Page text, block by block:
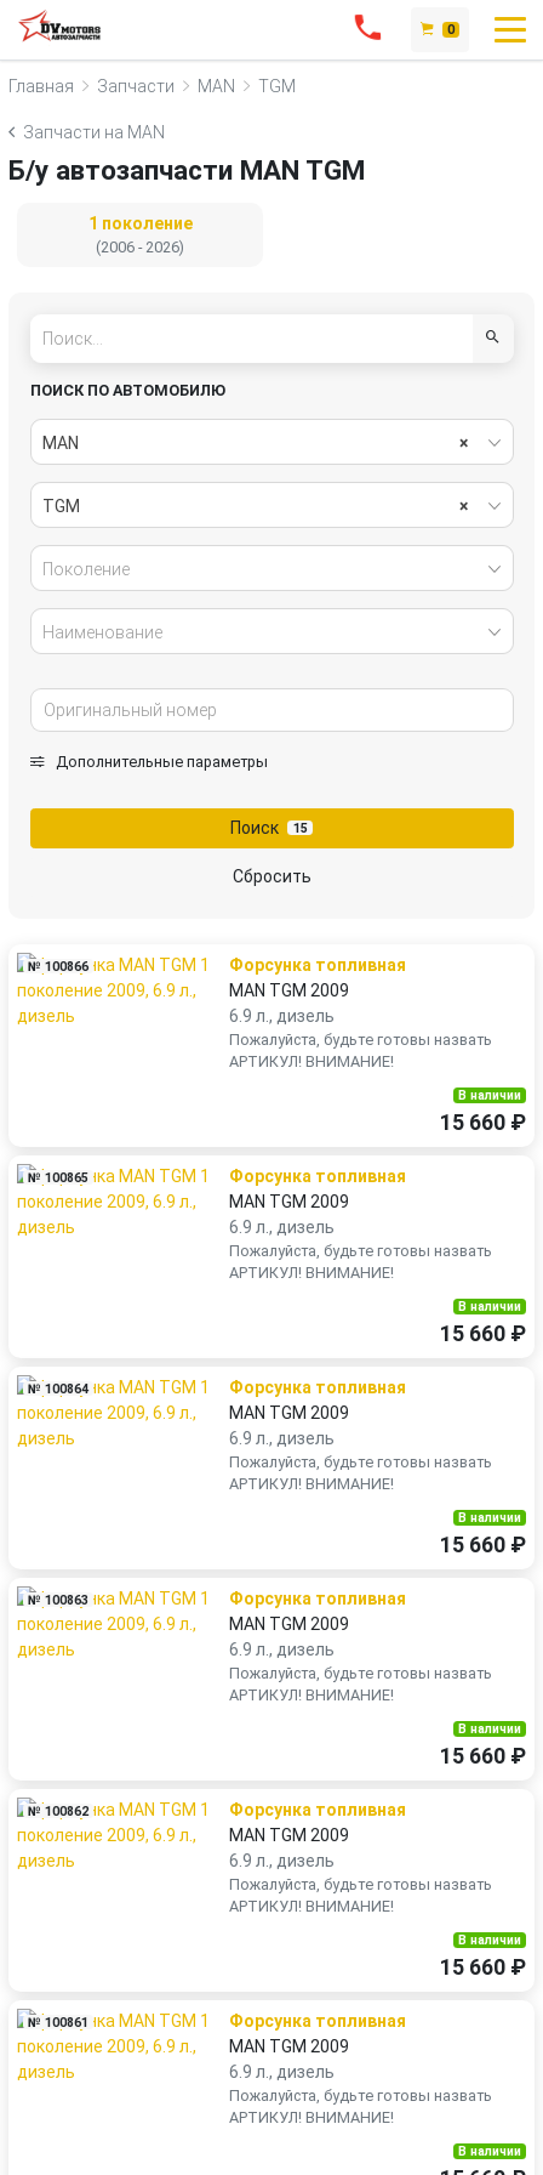
0
Главная Запчасти MAN TGM
Запчасти на MAN
Б/у автозапчасти MAN TGM
1 поколение
(2006 - 2026)
ПОИСК ПО АВТОМОБИЛЮ
×
MAN
×
TGM
Поколение
Наименование
Дополнительные параметры
Поиск 15
Сбросить
№ 100866
Форсунка топливная
MAN TGM 2009
6.9 л., дизель
Пожалуйста, будьте готовы назвать
АРТИКУЛ! ВНИМАНИЕ!
В наличии
15 660 ₽
№ 100865
Форсунка топливная
MAN TGM 2009
6.9 л., дизель
Пожалуйста, будьте готовы назвать
АРТИКУЛ! ВНИМАНИЕ!
В наличии
15 660 ₽
№ 100864
Форсунка топливная
MAN TGM 2009
6.9 л., дизель
Пожалуйста, будьте готовы назвать
АРТИКУЛ! ВНИМАНИЕ!
В наличии
15 660 ₽
№ 100863
Форсунка топливная
MAN TGM 2009
6.9 л., дизель
Пожалуйста, будьте готовы назвать
АРТИКУЛ! ВНИМАНИЕ!
В наличии
15 660 ₽
№ 100862
Форсунка топливная
MAN TGM 2009
6.9 л., дизель
Пожалуйста, будьте готовы назвать
АРТИКУЛ! ВНИМАНИЕ!
В наличии
15 660 ₽
№ 100861
Форсунка топливная
MAN TGM 2009
6.9 л., дизель
Пожалуйста, будьте готовы назвать
АРТИКУЛ! ВНИМАНИЕ!
В наличии